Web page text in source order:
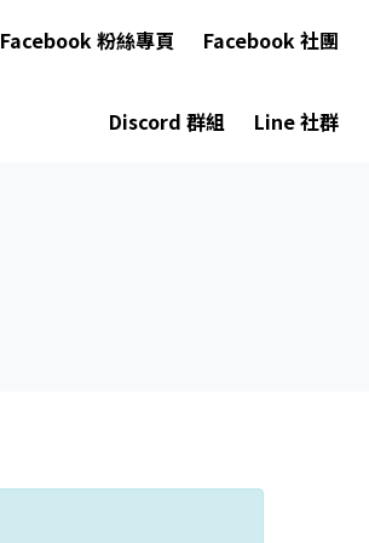
Facebook 粉絲專頁 Facebook 社團
Discord 群組 Line 社群